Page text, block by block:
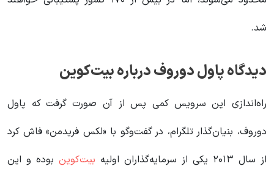
شد.
دیدگاه پاول دوروف درباره بیت‌کوین
راه‌اندازی این سرویس کمی پس از آن صورت گرفت که پاول
دوروف، بنیان‌گذار تلگرام، در گفت‌وگو با «لکس فریدمن» فاش کرد
از سال ۲۰۱۳ یکی از سرمایه‌گذاران اولیه
بیت‌کوین بوده و این